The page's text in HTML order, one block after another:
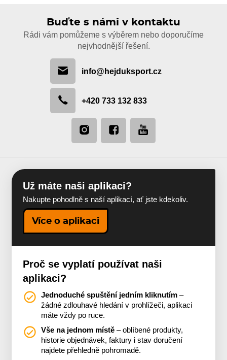
Buďte s námi v kontaktu
Rádi vám pomůžeme s výběrem nebo doporučíme
nejvhodnější řešení.
info@hejduksport.cz
+420 733 132 833
Už máte naši aplikaci?
Nakupte pohodlně s naší aplikací, ať jste kdekoliv.
Více o aplikaci
Proč se vyplatí používat naši
aplikaci?
Jednoduché spuštění jedním kliknutím –
žádné zdlouhavé hledání v prohlížeči, aplikaci
máte vždy po ruce.
Vše na jednom místě – oblíbené produkty,
historie objednávek, faktury i stav doručení
najdete přehledně pohromadě.